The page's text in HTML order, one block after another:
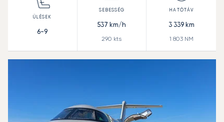
6-9
537 km/h
290 kts
3 339km
1 803NM